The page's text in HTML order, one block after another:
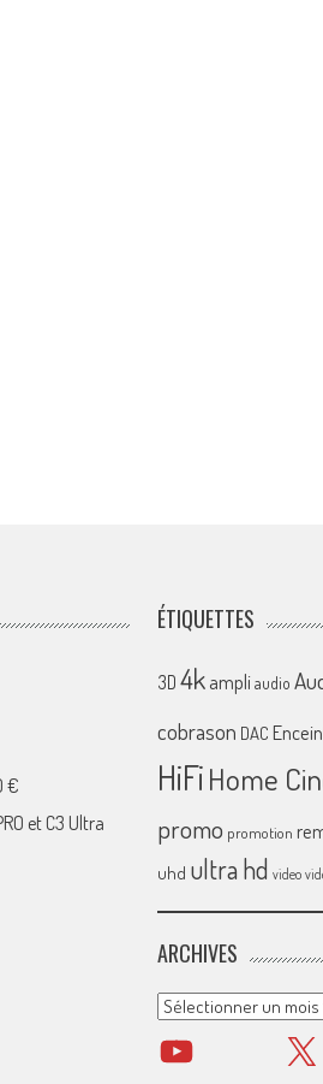
€
et C3 Ultra
ÉTIQUETTES
3D 4k ampliaudio
cobrason DAC
HiFiHome
promo promotion
uhd ultra hd video
ARCHIVES
Archives
YouTube X